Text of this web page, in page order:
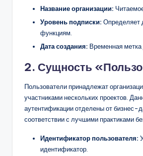
Название организации:
Уровень подписки: Определяет
функциям.
Дата создания: Временная метка
2. Сущность
Пользователи принадлежат
участниками нескольких проектов.
аутентификации отделены от бизнес-
соответствии с лучшими практиками
Идентификатор пользователя:
идентификатор.